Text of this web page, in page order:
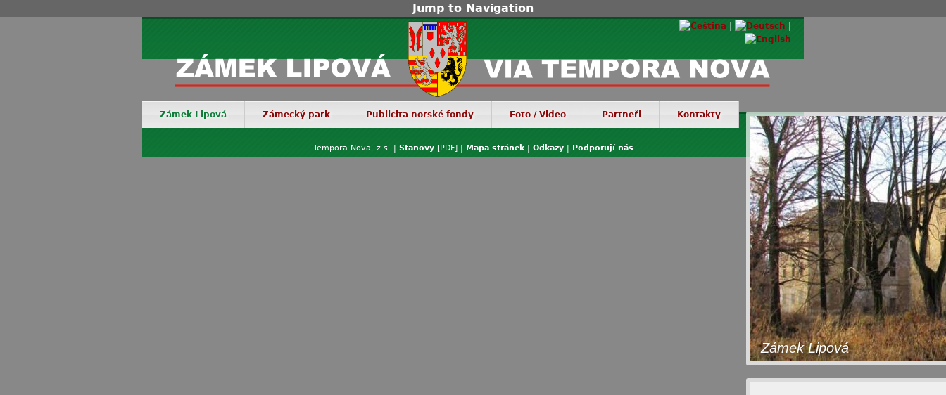
Jump to Navigation
Zámek Lipová Zámecký park Publicita norské fondy Foto / Video Partneři Kontakty
Zámek Lipová
© Via
Tempora Nova, z.s. | Stanovy[PDF] | Mapa stránek| Odkazy| Podporují nás